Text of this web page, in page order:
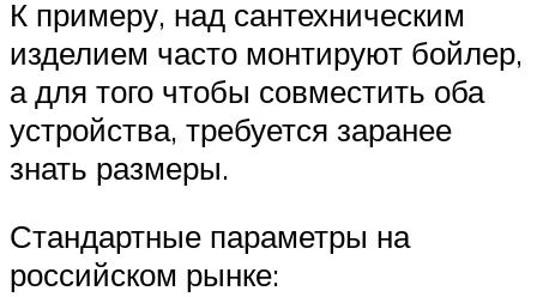
К примеру, над сантехническим
изделием часто монтируют бойлер,
а для того чтобы совместить оба
устройства, требуется заранее
знать размеры.
Стандартные параметры на
российском рынке: